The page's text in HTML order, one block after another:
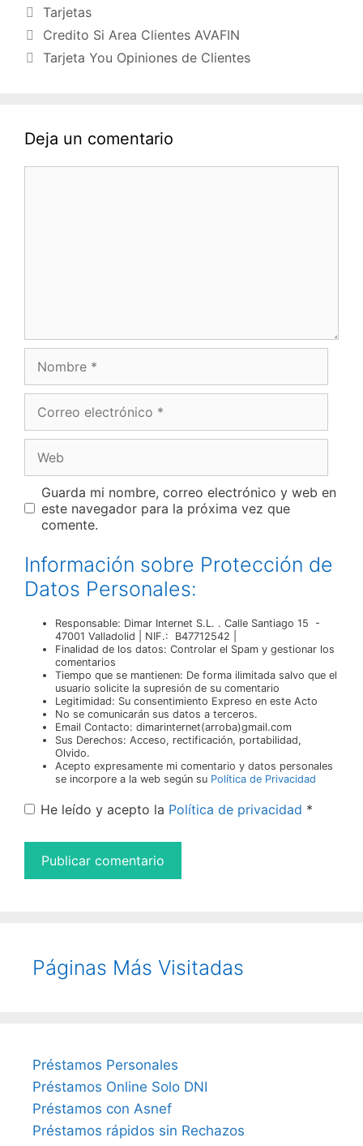
Categorías
Tarjetas
Credito Si Area Clientes AVAFIN
Tarjeta You Opiniones de Clientes
Deja un comentario
electrónico
Guarda mi nombre, correo electrónico y web en
este navegador para la próxima vez que
comente.
Información sobre Protección de
Datos Personales:
Responsable: Dimar Internet S.L. . Calle Santiago 15 -
47001 Valladolid | NIF.: B47712542 |
Finalidad de los datos: Controlar el Spam y gestionar los
comentarios
Tiempo que se mantienen: De forma ilimitada salvo que el
usuario solicite la supresión de su comentario
Legitimidad: Su consentimiento Expreso en este Acto
No se comunicarán sus datos a terceros.
Email Contacto: dimarinternet(arroba)gmail.com
Sus Derechos: Acceso, rectificación, portabilidad,
Olvido.
Acepto expresamente mi comentario y datos personales
se incorpore a la web según su Política de Privacidad
He leído y acepto la Política de privacidad *
Páginas Más Visitadas
Préstamos Personales
Préstamos Online Solo DNI
Préstamos con Asnef
Préstamos rápidos sin Rechazos